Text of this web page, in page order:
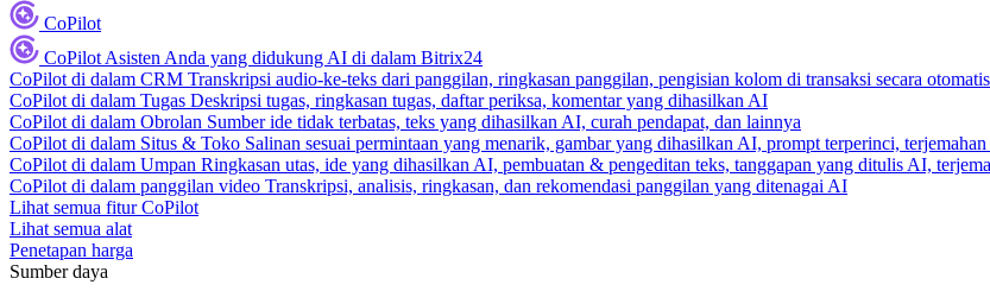
CoPilot
CoPilot Asisten Anda yang didukung AI di dalam Bitrix24
CoPilot di dalam CRM Transkripsi audio-ke-teks dari panggilan, ringkasan panggilan, pengisian kolom di transaksi secara otomatis
CoPilot di dalam Tugas Deskripsi tugas, ringkasan tugas, daftar periksa, komentar yang dihasilkan AI
CoPilot di dalam Obrolan Sumber ide tidak terbatas, teks yang dihasilkan AI, curah pendapat, dan lainnya
CoPilot di dalam Situs & Toko Salinan sesuai permintaan yang menarik, gambar yang dihasilkan AI, prompt terperinci, terjemahan
CoPilot di dalam Umpan Ringkasan utas, ide yang dihasilkan AI, pembuatan & pengeditan teks, tanggapan yang ditulis AI,
CoPilot di dalam panggilan video Transkripsi, analisis, ringkasan, dan rekomendasi panggilan yang ditenagai AI
Lihat semua fitur CoPilot
Lihat semua alat
Penetapan harga
Sumber daya